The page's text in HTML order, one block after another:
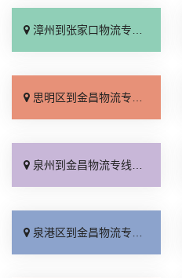
漳州到张家口物流专线_运价查询「门到门配送」
思明区到金昌物流专线_专业调车「全境派送」
泉州到金昌物流专线_资质齐全「多久时间」
泉港区到金昌物流专线_实时反馈「整车配货」